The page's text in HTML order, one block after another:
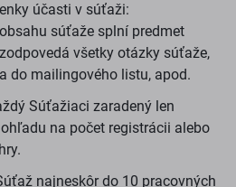
účasti v súťaži:
súťaže splní predmet
všetky otázky súťaže,
do mailingového listu, apod.
Súťažiaci zaradený len
na počet registrácii alebo
najneskôr do 10 pracovných